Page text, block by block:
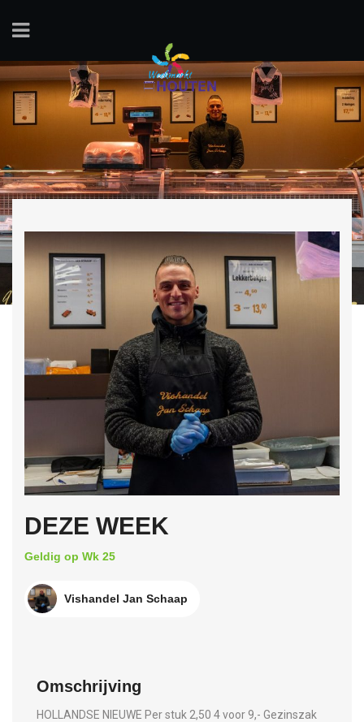
DEZE WEEK
Geldig op Wk 25
Vishandel Jan Schaap
Omschrijving
HOLLANDSE NIEUWE Per stuk 2,50 4 voor 9,- Gezinszak